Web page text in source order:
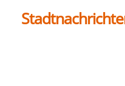
Politik